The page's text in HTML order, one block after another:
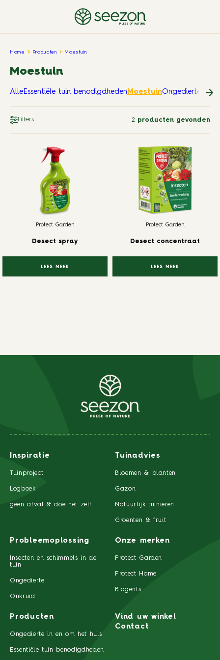
PULSE OF NATURE
Home Producten Moestuin
Moestuin
AlleEssentiële tuin benodigdhedenMoestuinOngedierte in
Filters 2 producten gevonden
Protect Garden
Desect spray
LEES MEER
Protect Garden
Desect concentraat
LEES MEER
Inspiratie
Tuinproject
Logboek
geen afval & doe het zelf
Tuinadvies
Bloemen & planten
Gazon
Natuurlijk tuinieren
Groenten & fruit
Probleemoplossing
Insecten en schimmels in de
tuin
Ongedierte
Onkruid
Onze merken
Protect Garden
Protect Home
Biogents
Producten
Ongedierte in en om het huis
Essentiële tuin benodigdheden
Vind uw winkel
Contact